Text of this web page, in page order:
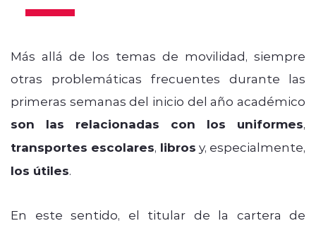
Más allá de los temas de movilidad, siempre
otras problemáticas frecuentes durante las
primeras semanas del inicio del año académico
son las relacionadas con los uniformes,
transportes escolares, libros y, especialmente,
los útiles.
En este sentido, el titular de la cartera de